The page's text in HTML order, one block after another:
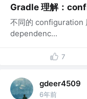
Gradle 理解：
不同的 configuration
dependenc...
7
gdeer4509
6年前